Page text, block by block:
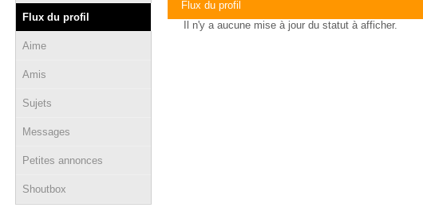
Flux du profil
Aime
Amis
Sujets
Messages
Petites annonces
Shoutbox
Flux du profil
Il n'y a aucune mise à jour du statut à afficher.